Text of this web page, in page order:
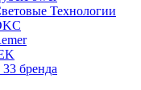
бренда